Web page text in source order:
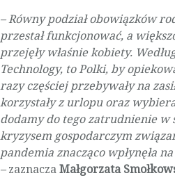
– Równy podział obowiązków
przestał funkcjonować, a
przejęły właśnie kobiety.
Technology, to Polki, by
razy częściej przebywały na
korzystały z urlopu oraz
dodamy do tego zatrudnienie
kryzysem gospodarczym
pandemia znacząco wpłynęła
–zaznaczaMałgorzata